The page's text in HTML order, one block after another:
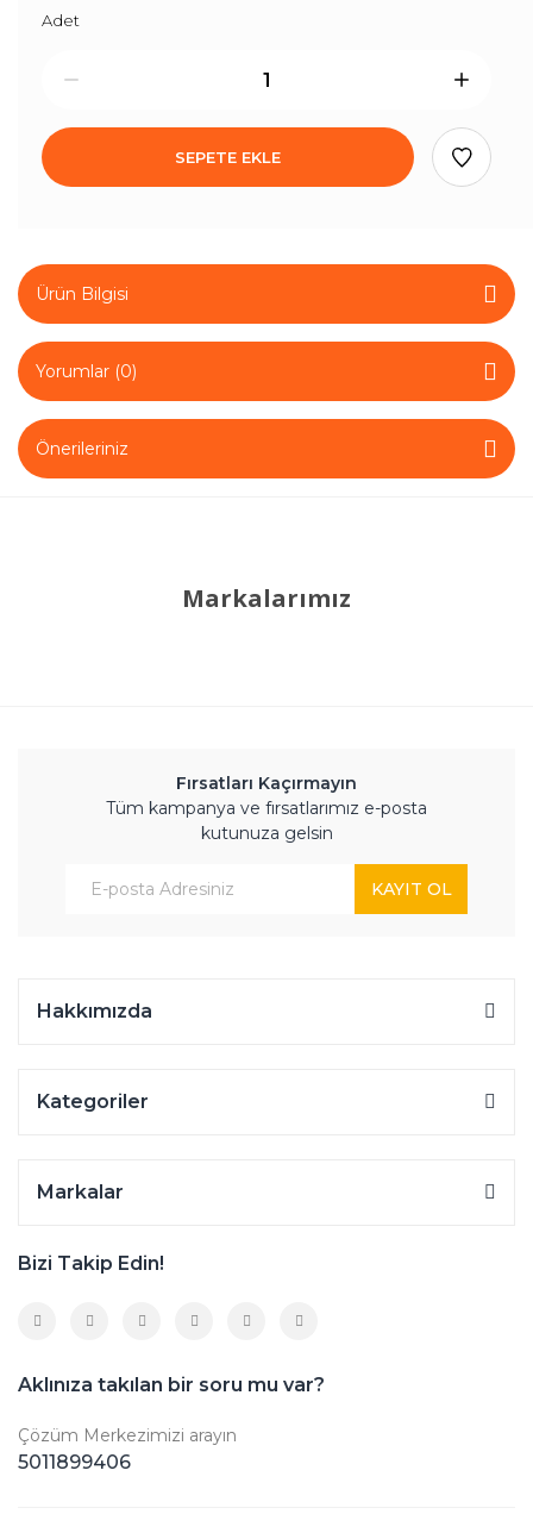
Adet
SEPETE EKLE
Ürün Bilgisi
Yorumlar (0)
Önerileriniz
Markalarımız
Fırsatları Kaçırmayın
Tüm kampanya ve fırsatlarımız e-posta
kutunuza gelsin
KAYIT OL
Hakkımızda
Kategoriler
Markalar
Bizi Takip Edin!
Aklınıza takılan bir soru mu var?
Çözüm Merkezimizi arayın
5011899406